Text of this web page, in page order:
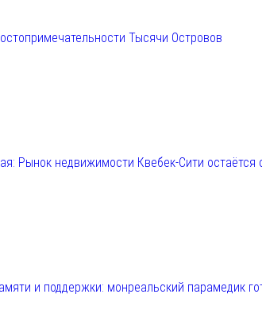
Тысячи Островов
Рынок недвижимости Квебек-Сити
и поддержки: монреальский парамедик